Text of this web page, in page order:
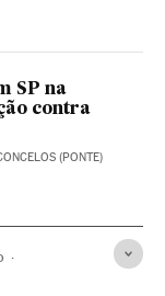
SP na
contra
(PONTE)